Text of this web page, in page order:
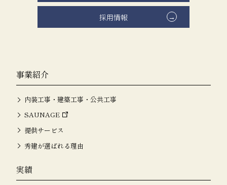
採用情報
事業紹介
内装工事・建築工事・公共工事
SAUNAGE
提供サービス
秀建が選ばれる理由
実績